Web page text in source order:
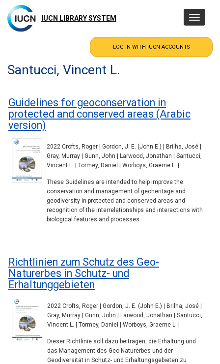
main
content
IUCN LIBRARY SYSTEM
Toggle
Santucci, Vincent L.
Guidelines for geoconservation in
protected and conserved areas (Arabic
version)
2022 Crofts, Roger | Gordon, J. E. (John E.) | Brilha, José |
Gray, Murray | Gunn, John | Larwood, Jonathan | Santucci,
Vincent L. | Tormey, Daniel | Worboys, Graeme L. |
These Guidelines are intended to help improve the
conservation and management of geoheritage and
geodiversity in protected and conserved areas and
recognition of the interrelationships and interactions with
biological features and processes.
Richtlinien zum Schutz des Geo-
Naturerbes in Schutz- und
Erhaltunggebieten
2022 Crofts, Roger | Gordon, J. E. (John E.) | Brilha, José |
Gray, Murray | Gunn, John | Larwood, Jonathan | Santucci,
Vincent L. | Tormey, Daniel | Worboys, Graeme L. |
Dieser Richtlinie soll dazu beitragen, die Erhaltung und
das Management des Geo-Naturerbes und der
Geodiversität in Schutz- und Erhaltungsgebieten zu